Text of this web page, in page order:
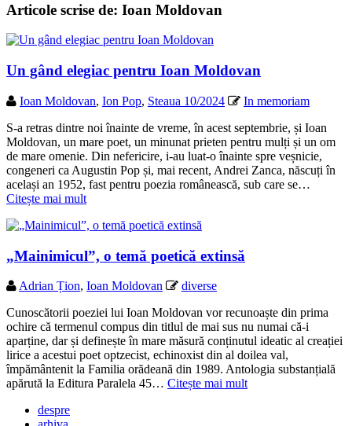
Articole scrise de: Ioan Moldovan
Un gând elegiac pentru Ioan Moldovan
Ioan Moldovan, Ion Pop, Steaua 10/2024
In memoriam
S-a retras dintre noi înainte de vreme, în acest septembrie, și Ioan
Moldovan, un mare poet, un minunat prieten pentru mulți și un om
de mare omenie. Din nefericire, i-au luat-o înainte spre veșnicie,
congeneri ca Augustin Pop și, mai recent, Andrei Zanca, născuți în
același an 1952, fast pentru poezia românească, sub care se…
Citește mai mult
„Mainimicul”, o temă poetică extinsă
Adrian Țion, Ioan Moldovan
diverse
Cunoscătorii poeziei lui Ioan Moldovan vor recunoaște din prima
ochire că termenul compus din titlul de mai sus nu numai că-i
aparține, dar și definește în mare măsură conținutul ideatic al creației
lirice a acestui poet optzecist, echinoxist din al doilea val,
împământenit la Familia orădeană din 1989. Antologia substanțială
apărută la Editura Paralela 45… Citește mai mult
despre